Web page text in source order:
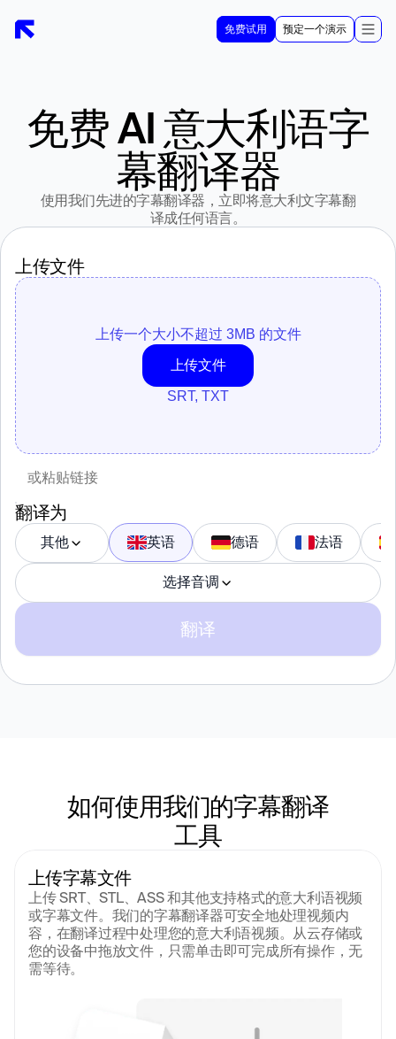
免费试用 预定一个演示
免费 AI 意大利语字
幕翻译器
使用我们先进的字幕翻译器，立即将意大利文字幕翻
译成任何语言。
上传文件
上传一个大小不超过 3MB 的文件
上传文件
SRT, TXT
翻译为
英语 德语 法语
其他
选择音调
翻译
如何使用我们的字幕翻译
工具
上传字幕文件
上传 SRT、STL、ASS 和其他支持格式的意大利语视频
或字幕文件。我们的字幕翻译器可安全地处理视频内
容，在翻译过程中处理您的意大利语视频。从云存储或
您的设备中拖放文件，只需单击即可完成所有操作，无
需等待。